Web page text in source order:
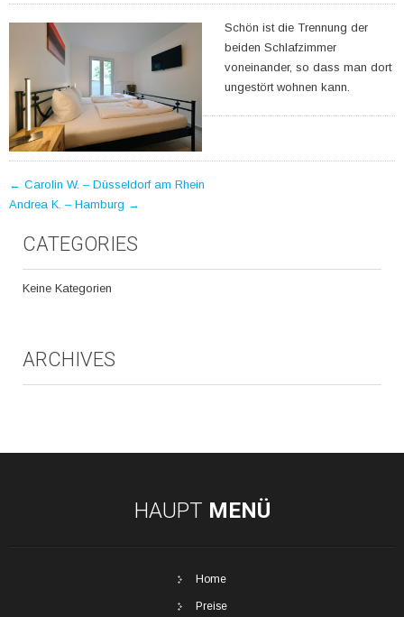
Schön ist die Trennung der
beiden Schlafzimmer
voneinander, so dass man dort
ungestört wohnen kann.
POST
NAVIGATION
← Carolin W. – Düsseldorf am Rhein
Andrea K. – Hamburg →
CATEGORIES
Keine Kategorien
ARCHIVES
HAUPT MENÜ
Home
Preise